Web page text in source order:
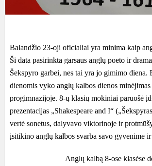
Balandžio 23-oji oficialiai yra minima kaip
Ši data pasirinkta garsaus anglų poeto ir
Šekspyro garbei, nes tai yra jo gimimo diena.
dienomis vyko anglų kalbos dienos minėjimas
progimnazijoje. 8-ų klasių mokiniai paruošė
prezentacijas „Shakespeare and I“
vertė sonetus, dalyvavo viktorinoje ir
įsitikino anglų kalbos svarba savo gyvenime ir
Anglų kalbą 8-ose klasėse